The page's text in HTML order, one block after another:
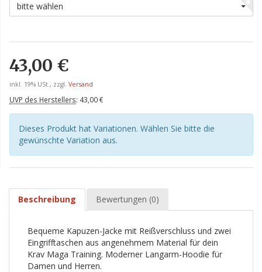
bitte wählen
43,00 €
inkl. 19% USt., zzgl. Versand
UVP des Herstellers: 43,00 €
Dieses Produkt hat Variationen. Wählen Sie bitte die
gewünschte Variation aus.
Beschreibung Bewertungen (0)
Bequeme Kapuzen-Jacke mit Reißverschluss und zwei
Eingrifftaschen aus angenehmem Material für dein
Krav Maga Training. Moderner Langarm-Hoodie für
Damen und Herren.